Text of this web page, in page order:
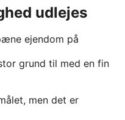
udlejes
ejendom på
grund til med en fin
men det er